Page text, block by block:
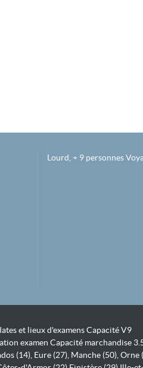
Lourd, + 9 personnes
et lieux d'examens Capacité V9
examen Capacité marchandise
(14), Eure (27), Manche (50),